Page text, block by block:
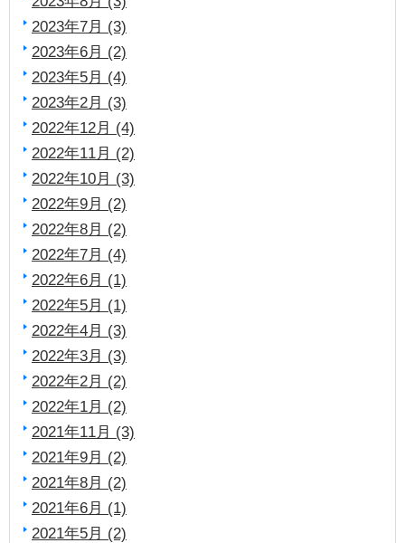
2023年7月 (3)
2023年6月 (2)
2023年5月 (4)
2023年2月 (3)
2022年12月 (4)
2022年11月 (2)
2022年10月 (3)
2022年9月 (2)
2022年8月 (2)
2022年7月 (4)
2022年6月 (1)
2022年5月 (1)
2022年4月 (3)
2022年3月 (3)
2022年2月 (2)
2022年1月 (2)
2021年11月 (3)
2021年9月 (2)
2021年8月 (2)
2021年6月 (1)
2021年5月 (2)